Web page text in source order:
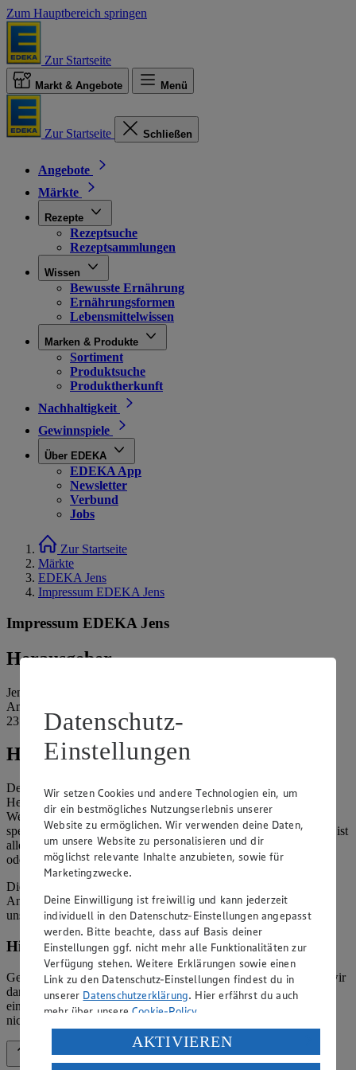
Zum Hauptbereich springen
Zur Startseite
Markt & Angebote Menü
Zur Startseite Schließen
Angebote
Märkte
Rezepte
Rezeptsuche
Rezeptsammlungen
Wissen
Bewusste Ernährung
Ernährungsformen
Lebensmittelwissen
Marken & Produkte
Sortiment
Produktsuche
Produktherkunft
Nachhaltigkeit
Gewinnspiele
Über EDEKA
EDEKA App
Newsletter
Verbund
Jobs
Zur Startseite
Märkte
EDEKA Jens
Impressum EDEKA Jens
Impressum EDEKA Jens
Herausgeber
Jens Märkte Jens GmbH & Co.KG
Am Markt 27
23769 Fehmarn Burg
Hinweise
Der Inhalt dieser Website ist urheberrechtlich geschützt. Der
Herausgeber gewährt Ihnen jedoch das Recht, den auf dieser
Website bereitgestellten Text ganz oder ausschnittsweise zu
speichern und zu vervielfältigen. Aus Gründen des Urheberrechts ist
allerdings die Speicherung und Vervielfältigung von Bildmaterial
oder Grafiken aus dieser Website nicht gestattet.
Die verantwortliche Stelle ist nicht für die Inhalte der versendeten
Angebotsinformationen verantwortlich. Firma und Anschriften
unserer Märkte finden Sie in derMarktsuche.
Hinweis zum Verbraucherstreitbeilegungsgesetz
Gemäß § 36 Verbraucherstreitbeilegungsgesetz (VSBG) weisen wir
darauf hin, dass wir nicht an einem Streitbeilegungsverfahren vor
einer Verbraucherschlichtungsstelle teilnehmen und hierzu auch
nicht verpflichtet sind.
Zurück nach oben
Datenschutz-
Einstellungen
Wir setzen Cookies und andere Technologien ein, um
dir ein bestmögliches Nutzungserlebnis unserer
Website zu ermöglichen. Wir verwenden deine Daten,
um unsere Website zu personalisieren und dir
möglichst relevante Inhalte anzubieten, sowie für
Marketingzwecke.
Deine Einwilligung ist freiwillig und kann jederzeit
individuell in den Datenschutz-Einstellungen angepasst
werden. Bitte beachte, dass auf Basis deiner
Einstellungen ggf. nicht mehr alle Funktionalitäten zur
Verfügung stehen. Weitere Erklärungen sowie einen
Link zu den Datenschutz-Einstellungen findest du in
unserer Datenschutzerklärung. Hier erfährst du auch
mehr über unsereCookie-Policy.
Verarbeitung deiner personenbezogenen Daten in den
USA durch Facebook und YouTube:
AKTIVIEREN